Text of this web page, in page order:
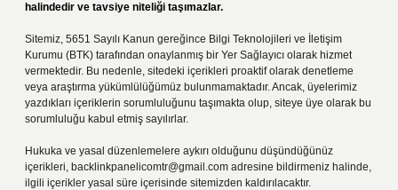
halindedir ve tavsiye niteliği taşımazlar.
Sitemiz, 5651 Sayılı Kanun gereğince Bilgi Teknolojileri ve İletişim
Kurumu (BTK) tarafından onaylanmış bir Yer Sağlayıcı olarak hizmet
vermektedir. Bu nedenle, sitedeki içerikleri proaktif olarak denetleme
veya araştırma yükümlülüğümüz bulunmamaktadır. Ancak, üyelerimiz
yazdıkları içeriklerin sorumluluğunu taşımakta olup, siteye üye olarak bu
sorumluluğu kabul etmiş sayılırlar.
Hukuka ve yasal düzenlemelere aykırı olduğunu düşündüğünüz
içerikleri, backlinkpanelicomtr@gmail.com adresine bildirmeniz halinde,
ilgili içerikler yasal süre içerisinde sitemizden kaldırılacaktır.